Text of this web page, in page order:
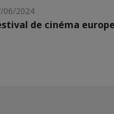
06/2024
de cinéma